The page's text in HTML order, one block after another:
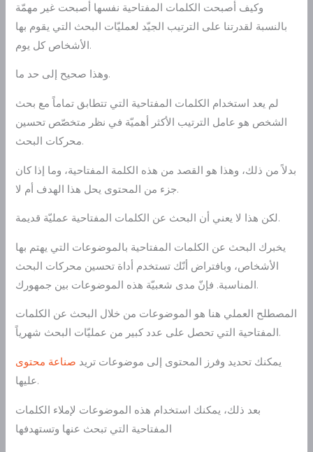
وكيف أصبحت الكلمات المفتاحية نفسها أصبحت غير مهمّة
بالنسبة لقدرتنا على الترتيب الجيّد لعمليّات البحث التي يقوم بها
الأشخاص كل يوم.
وهذا صحيح إلى حد ما.
لم يعد استخدام الكلمات المفتاحية التي تتطابق تماماً مع بحث
الشخص هو عامل الترتيب الأكثر أهميّة في نظر متخصّص تحسين
محركات البحث.
بدلاً من ذلك، وهذا هو القصد من هذه الكلمة المفتاحية، وما إذا كان
جزء من المحتوى يحل هذا الهدف أم لا.
لكن هذا لا يعني أن البحث عن الكلمات المفتاحية عمليّة قديمة.
يخبرك البحث عن الكلمات المفتاحية بالموضوعات التي يهتم بها
الأشخاص، وبافتراض أنّك تستخدم أداة تحسين محركات البحث
المناسبة. فإنّ مدى شعبيّة هذه الموضوعات بين جمهورك.
المصطلح العملي هنا هو الموضوعات من خلال البحث عن الكلمات
المفتاحية التي تحصل على عدد كبير من عمليّات البحث شهرياً.
يمكنك تحديد وفرز المحتوى إلى موضوعات تريد صناعة محتوى
عليها.
بعد ذلك، يمكنك استخدام هذه الموضوعات لإملاء الكلمات
المفتاحية التي تبحث عنها وتستهدفها